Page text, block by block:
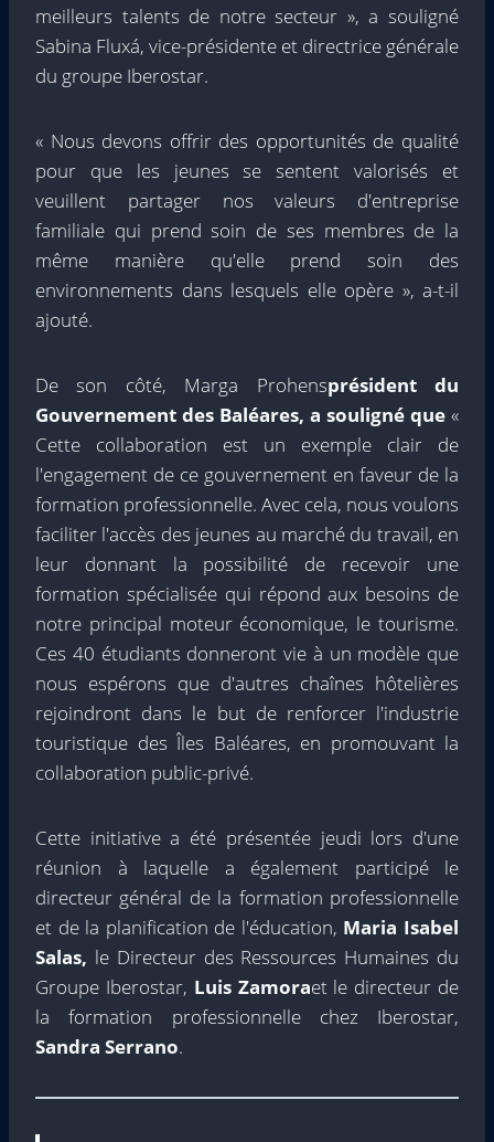
meilleurs talents de notre secteur », a souligné
Sabina Fluxá, vice-présidente et directrice générale
du groupe Iberostar.
« Nous devons offrir des opportunités de qualité
pour que les jeunes se sentent valorisés et
veuillent partager nos valeurs d'entreprise
familiale qui prend soin de ses membres de la
même manière qu'elle prend soin des
environnements dans lesquels elle opère », a-t-il
ajouté.
De son côté, Marga Prohensprésident du
Gouvernement des Baléares, a souligné que «
Cette collaboration est un exemple clair de
l'engagement de ce gouvernement en faveur de la
formation professionnelle. Avec cela, nous voulons
faciliter l'accès des jeunes au marché du travail, en
leur donnant la possibilité de recevoir une
formation spécialisée qui répond aux besoins de
notre principal moteur économique, le tourisme.
Ces 40 étudiants donneront vie à un modèle que
nous espérons que d'autres chaînes hôtelières
rejoindront dans le but de renforcer l'industrie
touristique des Îles Baléares, en promouvant la
collaboration public-privé.
Cette initiative a été présentée jeudi lors d'une
réunion à laquelle a également participé le
directeur général de la formation professionnelle
et de la planification de l'éducation, Maria Isabel
Salas, le Directeur des Ressources Humaines du
Groupe Iberostar, Luis Zamoraet le directeur de
la formation professionnelle chez Iberostar,
Sandra Serrano.